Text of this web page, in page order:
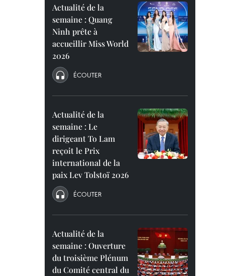
Actualité de la
semaine : Quang
Ninh prête à
accueillir Miss World
2026
ÉCOUTER
Actualité de la
semaine : Le
dirigeant To Lam
reçoit le Prix
international de la
paix Lev Tolstoï 2026
ÉCOUTER
Actualité de la
semaine : Ouverture
du troisième Plénum
du Comité central du